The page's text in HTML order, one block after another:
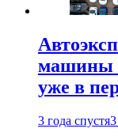
машины
уже в
3 года спустя